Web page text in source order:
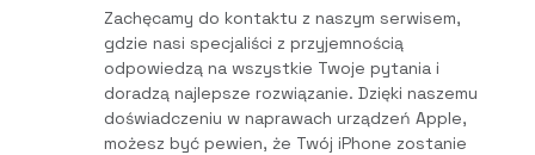
Zachęcamy do kontaktu z naszym serwisem,
gdzie nasi specjaliści z przyjemnością
odpowiedzą na wszystkie Twoje pytania i
doradzą najlepsze rozwiązanie. Dzięki naszemu
doświadczeniu w naprawach urządzeń Apple,
możesz być pewien, że Twój iPhone zostanie